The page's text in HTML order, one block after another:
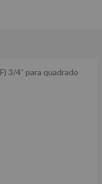
3/4” para quadrado